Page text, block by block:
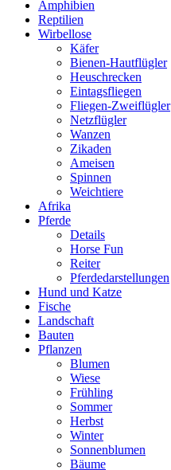
Amphibien
Reptilien
Wirbellose
Käfer
Bienen-Hautflügler
Heuschrecken
Eintagsfliegen
Fliegen-Zweiflügler
Netzflügler
Wanzen
Zikaden
Ameisen
Spinnen
Weichtiere
Afrika
Pferde
Details
Horse Fun
Reiter
Pferdedarstellungen
Hund und Katze
Fische
Landschaft
Bauten
Pflanzen
Blumen
Wiese
Frühling
Sommer
Herbst
Winter
Sonnenblumen
Bäume